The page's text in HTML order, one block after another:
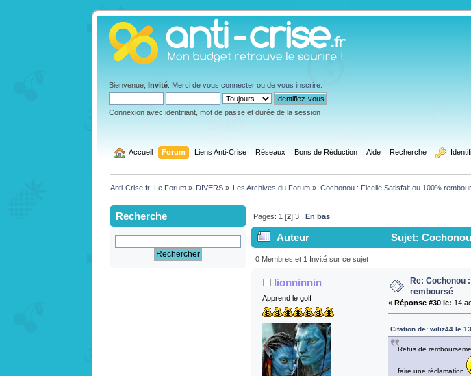
Bienvenue,Invité . Merci devous connecter ou devous inscrire
Connexion avec identifiant, mot de passe et durée de la session
Accueil Forum Liens Anti-Crise Réseaux Bons de Réduction Aide Recherche
Anti-Crise.fr: Le Forum» DIVERS» Les Archives du Forum » Cochonou : Ficelle Satisfait ou 100%
Recherche Pages: 1 [2] 3 En bas
Auteur Sujet:
0 Membres et 1 Invité sur ce sujet
lionninnin
Apprend le golf
Re: Cochonou
remboursé
«Réponse #30 le: 14
Citation de: wiliz44 le
Refus de
faire une réclamation